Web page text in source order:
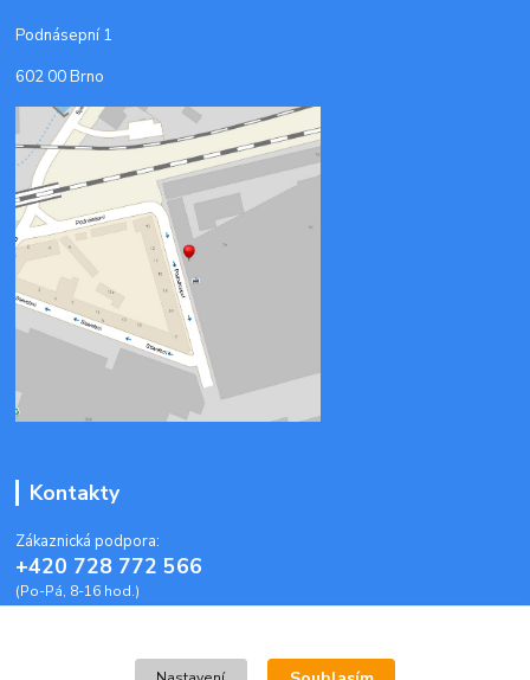
Podnásepní 1
602 00 Brno
Kontakty
Zákaznická podpora:
+420 728 772 566
(Po-Pá, 8-16 hod.)